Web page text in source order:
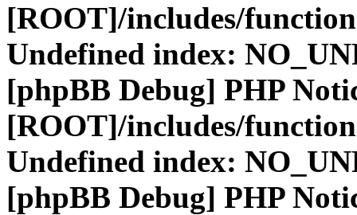
[ROOT]/includes/
Undefined index:
[phpBB Debug] PHP
[ROOT]/includes/
Undefined index:
[phpBB Debug] PHP